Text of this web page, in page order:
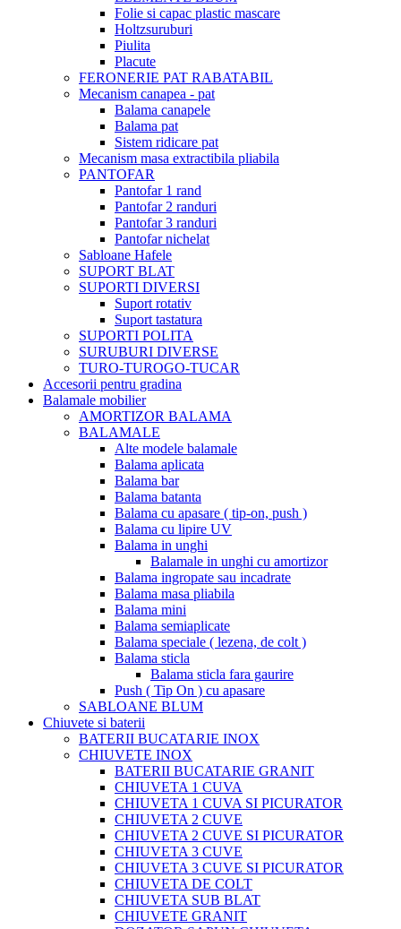
Folie si capac plastic mascare
Holtzsuruburi
Piulita
Placute
FERONERIE PAT RABATABIL
Mecanism canapea - pat
Balama canapele
Balama pat
Sistem ridicare pat
Mecanism masa extractibila pliabila
PANTOFAR
Pantofar 1 rand
Pantofar 2 randuri
Pantofar 3 randuri
Pantofar nichelat
Sabloane Hafele
SUPORT BLAT
SUPORTI DIVERSI
Suport rotativ
Suport tastatura
SUPORTI POLITA
SURUBURI DIVERSE
TURO-TUROGO-TUCAR
Accesorii pentru gradina
Balamale mobilier
AMORTIZOR BALAMA
BALAMALE
Alte modele balamale
Balama aplicata
Balama bar
Balama batanta
Balama cu apasare ( tip-on, push )
Balama cu lipire UV
Balama in unghi
Balamale in unghi cu amortizor
Balama ingropate sau incadrate
Balama masa pliabila
Balama mini
Balama semiaplicate
Balama speciale ( lezena, de colt )
Balama sticla
Balama sticla fara gaurire
Push ( Tip On ) cu apasare
SABLOANE BLUM
Chiuvete si baterii
BATERII BUCATARIE INOX
CHIUVETE INOX
BATERII BUCATARIE GRANIT
CHIUVETA 1 CUVA
CHIUVETA 1 CUVA SI PICURATOR
CHIUVETA 2 CUVE
CHIUVETA 2 CUVE SI PICURATOR
CHIUVETA 3 CUVE
CHIUVETA 3 CUVE SI PICURATOR
CHIUVETA DE COLT
CHIUVETA SUB BLAT
CHIUVETE GRANIT